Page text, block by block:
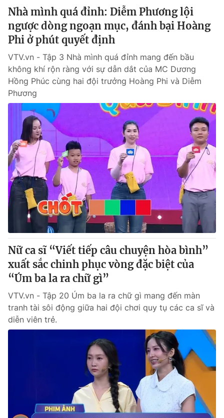
Nhà mình quá đỉnh: Diễm Phương lội
ngược dòng ngoạn mục, đánh bại Hoàng
Phi ở phút quyết định
VTV.vn - Tập 3 Nhà mình quá đỉnh mang đến bầu
không khí rộn ràng với sự dẫn dắt của MC Dương
Hồng Phúc cùng hai đội trưởng Hoàng Phi và Diễm
Phương
Nữ ca sĩ “Viết tiếp câu chuyện hòa bình”
xuất sắc chinh phục vòng đặc biệt của
“Úm ba la ra chữ gì”
VTV.vn - Tập 20 Úm ba la ra chữ gì mang đến màn
tranh tài sôi động giữa hai đội chơi quy tụ các ca sĩ và
diễn viên trẻ.